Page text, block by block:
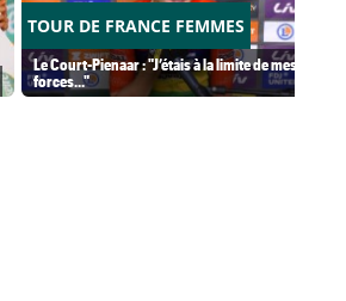
TOUR DE FRANCE FEMMES
Le Court-Pienaar : "J’étais à la limite de mes
forces..."